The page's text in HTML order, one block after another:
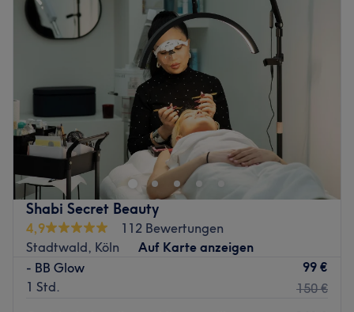
Shabi Secret Beauty
4,9
112 Bewertungen
Stadtwald, Köln
Auf Karte anzeigen
- BB Glow
1 Std.
99 €
150 €